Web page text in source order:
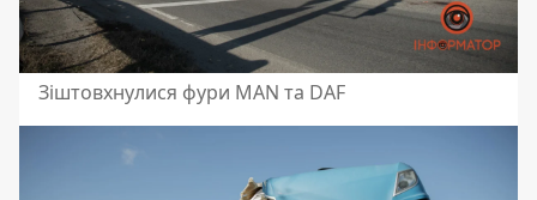
Зіштовхнулися фури MAN та DAF